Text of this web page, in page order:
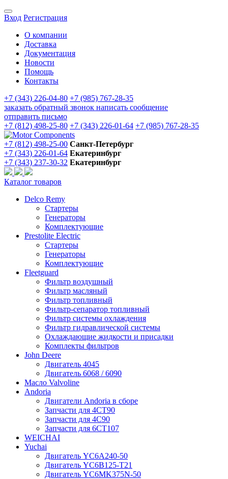
Вход Регистрация
О компании
Доставка
Документация
Новости
Помощь
Контакты
+7 (343) 226-04-80 +7 (985) 767-28-35
заказать обратный звонок написать сообщение
отправить письмо
+7 (812) 498-25-80 +7 (343) 226-01-64 +7 (985) 767-28-35
+7 (812) 498-25-00 Санкт-Петербург
+7 (343) 226-01-64 Екатеринбург
+7 (343) 237-30-32 Екатеринбург
Каталог товаров
Delco Remy
Стартеры
Генераторы
Комплектующие
Prestolite Electric
Стартеры
Генераторы
Комплектующие
Fleetguard
Фильтр воздушный
Фильтр масляный
Фильтр топливный
Фильтр-сепаратор топливный
Фильтр системы охлаждения
Фильтр гидравлической системы
Охлаждающие жидкости и присадки
Комплекты фильтров
John Deere
Двигатель 4045
Двигатель 6068 / 6090
Масло Valvoline
Andoria
Двигатели Andoria в сборе
Запчасти для 4CT90
Запчасти для 4С90
Запчасти для 6CT107
WEICHAI
Yuchai
Двигатель YC6A240-50
Двигатель YC6B125-T21
Двигатель YC6MK375N-50